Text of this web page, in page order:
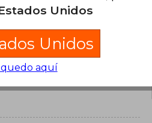
sobre el libro?Inicia
tu propia pregunta.
Unidos
Unidos
quedo aquí